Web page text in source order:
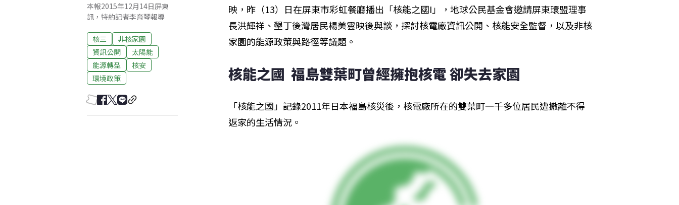
本報2015年12月14日屏東
訊，特約記者李育琴報導
核三
非核家園
資訊公開
太陽能
能源轉型
核安
環境政策
映，昨（13）日在屏東市彩虹餐廳播出「核能之國I」，地球公民基金會邀請屏東環盟理事
長洪輝祥、墾丁後灣居民楊美雲映後與談，探討核電廠資訊公開、核能安全監督，以及非核
家園的能源政策與路徑等議題。
核能之國  福島雙葉町曾經擁抱核電 卻失去家園
「核能之國」記錄2011年日本福島核災後，核電廠所在的雙葉町一千多位居民遭撤離不得
返家的生活情況。